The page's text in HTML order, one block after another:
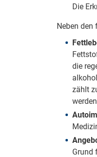
Die
Neben den
die
zählt
Grund